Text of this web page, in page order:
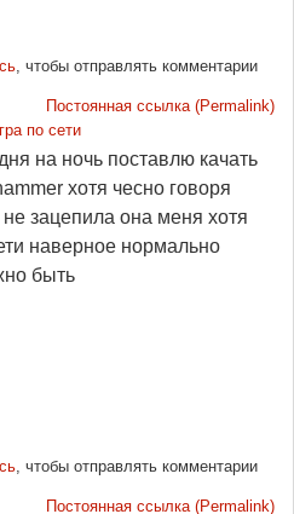
, чтобы отправлять комментарии
Постоянная ссылка (Permalink)
по сети
на ночь поставлю качать
хотя чесно говоря
не зацепила она меня хотя
наверное нормально
быть
, чтобы отправлять комментарии
Постоянная ссылка (Permalink)